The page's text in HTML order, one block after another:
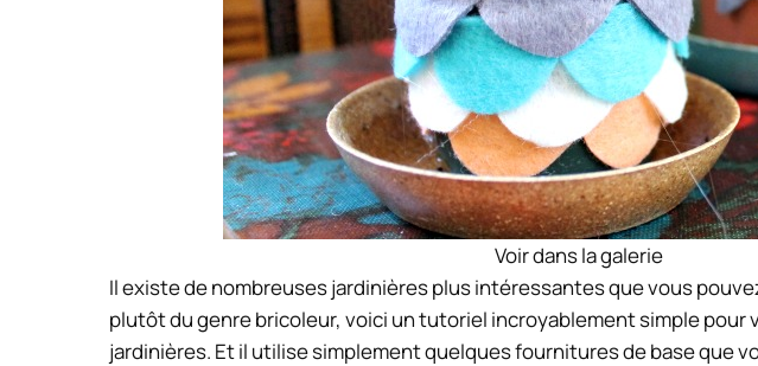
Voir dans la galerie
Il existe de nombreuses jardinières plus intéressantes que vous
plutôt du genre bricoleur, voici un tutoriel incroyablement simple pour
jardinières. Et il utilise simplement quelques fournitures de base que